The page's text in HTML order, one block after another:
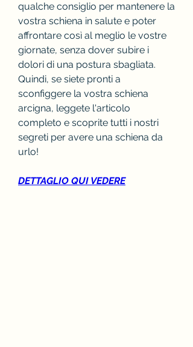
qualche consiglio per mantenere la
vostra schiena in salute e poter
affrontare così al meglio le vostre
giornate, senza dover subire i
dolori di una postura sbagliata.
Quindi, se siete pronti a
sconfiggere la vostra schiena
arcigna, leggete l'articolo
completo e scoprite tutti i nostri
segreti per avere una schiena da
urlo!
DETTAGLIO QUI VEDERE